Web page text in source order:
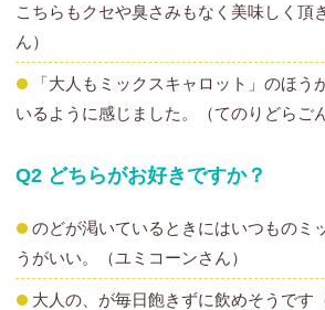
こちらもクセや臭さみもなく美味しく頂
ん）
「大人もミックスキャロット」のほう
いるように感じました。（てのりどらご
Q2 どちらがお好きですか？
のどが渇いているときにはいつものミ
うがいい。（ユミコーンさん）
大人の、が毎日飽きずに飲めそうです